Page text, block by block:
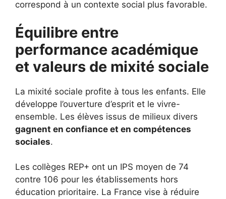
correspond à un contexte social plus favorable.
Équilibre entre
performance académique
et valeurs de mixité sociale
La mixité sociale profite à tous les enfants. Elle
développe l’ouverture d’esprit et le vivre-
ensemble. Les élèves issus de milieux divers
gagnent en confiance et en compétences
sociales.
Les collèges REP+ ont un IPS moyen de 74
contre 106 pour les établissements hors
éducation prioritaire. La France vise à réduire